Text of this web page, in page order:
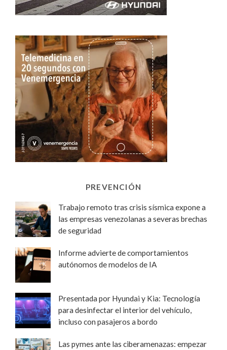
PREVENCIÓN
Trabajo remoto tras crisis sísmica expone a
las empresas venezolanas a severas brechas
de seguridad
Informe advierte de comportamientos
autónomos de modelos de IA
Presentada por Hyundai y Kia: Tecnología
para desinfectar el interior del vehículo,
incluso con pasajeros a bordo
Las pymes ante las ciberamenazas: empezar